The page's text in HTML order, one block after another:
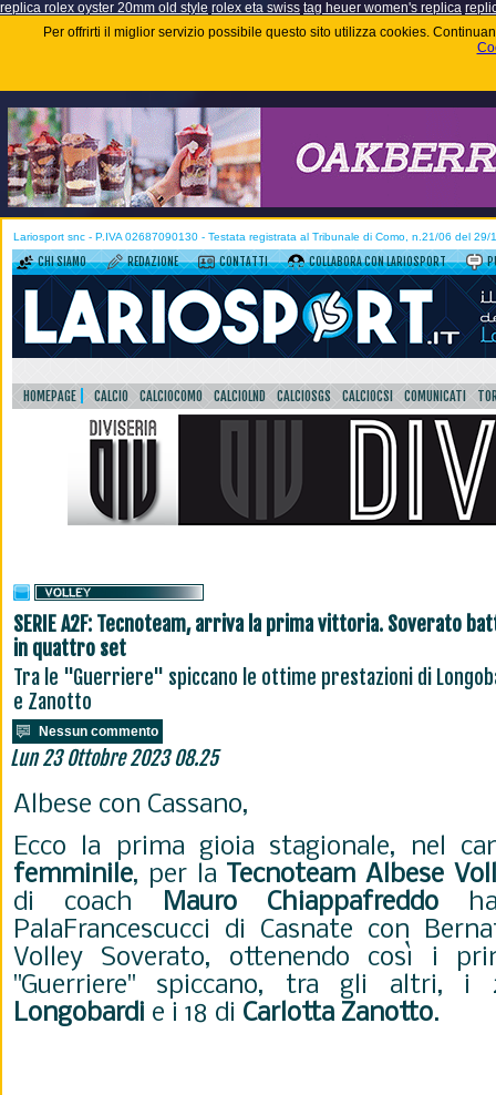
replica rolex oyster 20mm old style rolex eta swiss tag heuer women's replica
Per offrirti il miglior servizio possibile questo sito utilizza cookies.
Lariosport snc - P.IVA 02687090130 - Testata registrata al Tribunale di Como, n.21/06 del 29/
CHI SIAMO REDAZIONE CONTATTI COLLABORA CON LARIOSPORT
HOMEPAGE CALCIO CALCIOCOMO CALCIOLND CALCIOSGS CALCIOCSI COMUNICATI
SERIE A2F: Tecnoteam, arriva la prima vittoria. Soverato
in quattro set
Tra le "Guerriere" spiccano le ottime prestazioni di
e Zanotto
Nessun commento
Lun 23 Ottobre 2023 08.25
Albese con Cassano,
Ecco la prima gioia stagionale, nel
femminile, per la Tecnoteam Albese
di coach Mauro Chiappafreddo
PalaFrancescucci di Casnate con
Volley Soverato, ottenendo così i
"Guerriere" spiccano, tra gli
Longobardi e i 18 di Carlotta Zanotto.